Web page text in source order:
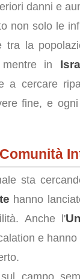
danni e
non solo le
tra la
in
a cercare
fine, e
sta
hanno
Anche l'
e
campo